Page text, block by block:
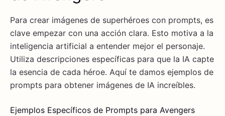
Para crear imágenes de superhéroes con prompts, es
clave empezar con una acción clara. Esto motiva a la
inteligencia artificial a entender mejor el personaje.
Utiliza descripciones específicas para que la IA capte
la esencia de cada héroe. Aquí te damos ejemplos de
prompts para obtener imágenes de IA increíbles.
Ejemplos Específicos de Prompts para Avengers